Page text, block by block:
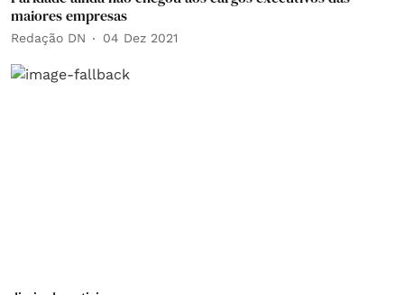
maiores empresas
Redação DN 04 Dez 2021